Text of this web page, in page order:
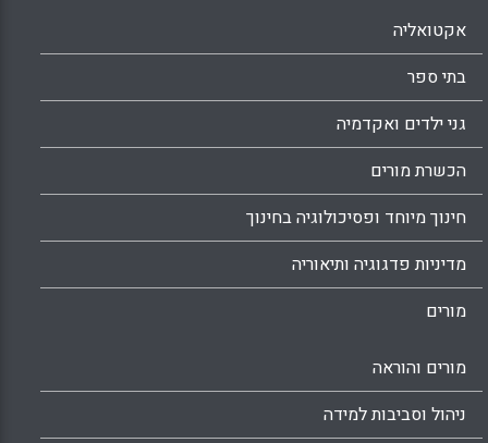
אקטואליה
בתי ספר
גני ילדים ואקדמיה
הכשרת מורים
חינוך מיוחד ופסיכולוגיה בחינוך
מדיניות פדגוגיה ותיאוריה
מורים
מורים והוראה
ניהול וסביבות למידה